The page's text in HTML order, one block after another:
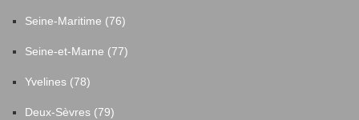
Seine-Maritime (76)
Seine-et-Marne (77)
Yvelines (78)
Deux-Sèvres (79)